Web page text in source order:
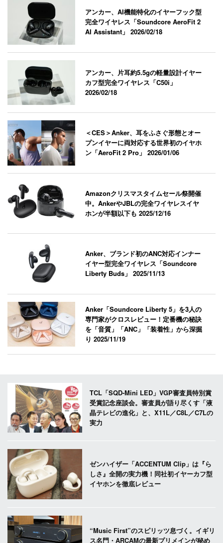
アンカー、AI機能特化のイヤーフック型
完全ワイヤレス「Soundcore AeroFit 2
AI Assistant」2026/02/18
アンカー、片耳約5.5gの軽量設計イヤー
カフ型完全ワイヤレス「C50i」
2026/02/18
＜CES＞Anker、耳をふさぐ形態とオー
プンイヤーに両対応する世界初のイヤホ
ン「AeroFit 2 Pro」2026/01/06
Amazonクリスマスタイムセール祭開催
中。AnkerやJBLの完全ワイヤレスイヤ
ホンが半額以下も2025/12/16
Anker、ブランド初のANC対応インナー
イヤー型完全ワイヤレス「Soundcore
Liberty Buds」2025/11/13
Anker「Soundcore Liberty 5」を3人の
専門家がクロスレビュー！定番機の秘訣
を「音質」「ANC」「装着性」から深掘
り2025/11/19
TCL「SQD-Mini LED」VGP審査員特別賞
受賞記念座談会。審査員が語り尽くす「液
晶テレビの進化」と、X11L／C8L／C7Lの
実力
ゼンハイザー「ACCENTUM Clip」は『ら
しさ』全開の実力機！同社初イヤーカフ型
イヤホンを徹底レビュー
“Music First”のスピリッツ息づく。イギリ
ス名門・ARCAMの最新プリメインが秘め